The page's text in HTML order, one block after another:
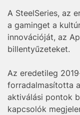
A SteelSeries, az
a gaminget a
innovációját, az
billentyűzeteket.
Az eredetileg
forradalmasította
aktiválási pontok
kapcsolók